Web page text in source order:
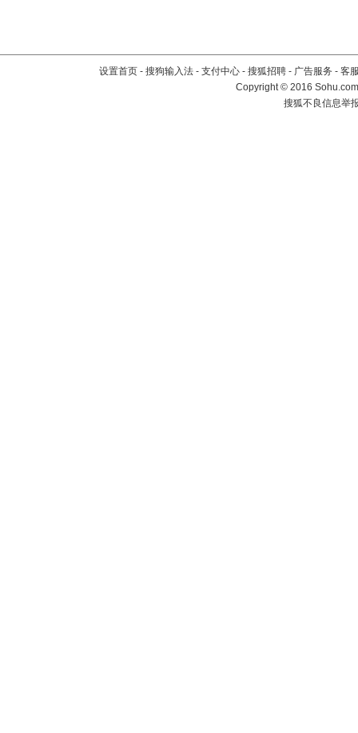
设置首页 - 搜狗输入法 - 支付中心 - 搜狐招聘 - 广告服务 - 客
Copyright©2016
搜狐不良信息举